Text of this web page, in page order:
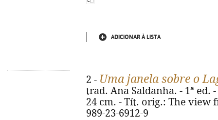
ADICIONAR À LISTA
2 - Uma janela sobre o
trad. Ana Saldanha. - 1ª ed.
24 cm. - Tít. orig.: The view
989-23-6912-9